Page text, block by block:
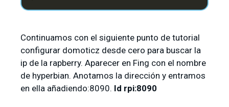
Continuamos con el siguiente punto de tutorial
configurar domoticz desde cero para buscar la
ip de la rapberry. Aparecer en Fing con el nombre
de hyperbian. Anotamos la dirección y entramos
en ella añadiendo:8090. Id rpi:8090